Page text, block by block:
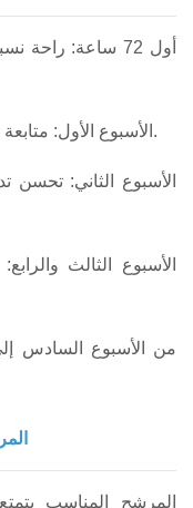
أول 72 ساعة:
الأسبوع الأول: متابعة طبية وإزالة الأنابيب الجراحية عند الحاجة.
الأسبوع الثاني: تحسن
الأسبوع الثالث
من الأسبوع السادس إلى
المرشح المناسب